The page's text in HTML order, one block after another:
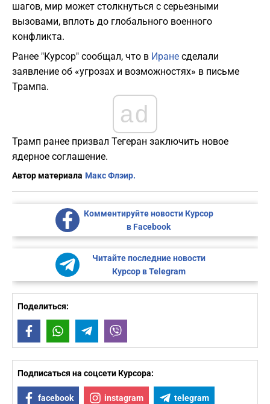
шагов, мир может столкнуться с серьезными
вызовами, вплоть до глобального военного
конфликта.
Ранее "Курсор" сообщал, что в Иране сделали
заявление об «угрозах и возможностях» в письме
Трампа.
ad
Трамп ранее призвал Тегеран заключить новое
ядерное соглашение.
Автор материала Макс Флэир.
Комментируйте новости Курсор
в Facebook
Читайте последние новости
Курсор в Telegram
Поделиться:
FacebookWhatsAppTelegram
Подписаться на соцсети Курсора:
facebook instagram telegram